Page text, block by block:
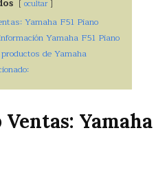
ocultar
Yamaha F51 Piano
Yamaha F51 Piano
de Yamaha
Yamaha